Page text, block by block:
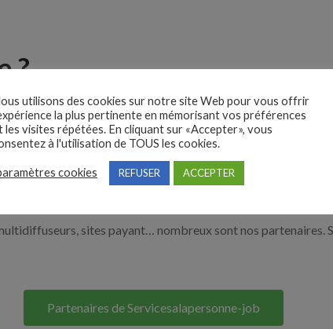
?
à domicile par exemple un auxiliaire de vie ou un aide à
ci-dessous.
Nos solutions entreprises
sites payant… nombreux sont nos partenaires.
Partenaires de Servicesalapersonne-job
utilisons des cookies sur notre site Web pour vous offrir
la plus pertinente en mémorisant vos préférences
les visites répétées. En cliquant sur «Accepter», vous
à l'utilisation de TOUS les cookies.
cookies REFUSER ACCEPTER